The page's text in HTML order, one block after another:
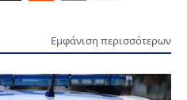
Εμφάνιση περισσότερων